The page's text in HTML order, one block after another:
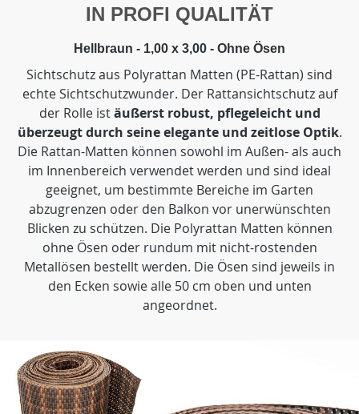
IN PROFI QUALITÄT
Hellbraun - 1,00 x 3,00 - Ohne Ösen
Sichtschutz aus Polyrattan Matten (PE-Rattan) sind
echte Sichtschutzwunder. Der Rattansichtschutz auf
der Rolle istäußerst robust, pflegeleicht und
überzeugt durch seine elegante und zeitlose Optik.
Die Rattan-Matten können sowohl im Außen- als auch
im Innenbereich verwendet werden und sind ideal
geeignet, um bestimmte Bereiche im Garten
abzugrenzen oder den Balkon vor unerwünschten
Blicken zu schützen. Die Polyrattan Matten können
ohne Ösen oder rundum mit nicht-rostenden
Metallösen bestellt werden. Die Ösen sind jeweils in
den Ecken sowie alle 50 cm oben und unten
angeordnet.